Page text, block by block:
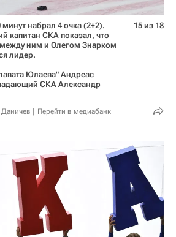
набрал 4 очка (2+2).
капитан СКА показал, что
ним и Олегом Знарком
лидер.
Юлаева" Андреас
СКА Александр
Перейти в медиабанк
15 из 18